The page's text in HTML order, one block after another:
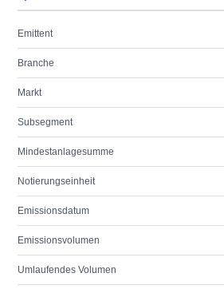
Emittent
Branche
Markt
Subsegment
Mindestanlagesumme
Notierungseinheit
Emissionsdatum
Emissionsvolumen
Umlaufendes Volumen